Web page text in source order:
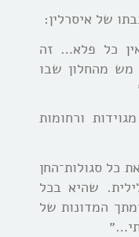
של איסרלין:
כל פלא… זה
מהחלון שבו
ורחומות
כל סגולות־החן
שהיא בכל
המדונות של